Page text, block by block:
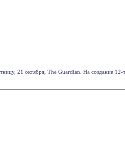
21 октября, The Guardian. На создание 12-